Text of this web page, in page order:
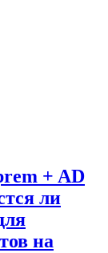
+ AD
ли
на